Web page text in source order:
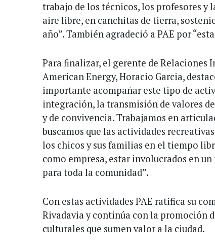
trabajo de los técnicos, los profesores y
aire libre, en canchitas de tierra,
año”. También agradeció a PAE por
Para finalizar, el gerente de Relaciones
American Energy, Horacio Garcia,
importante acompañar este tipo de
integración, la transmisión de valores
y de convivencia. Trabajamos en
buscamos que las actividades
los chicos y sus familias en el tiempo
como empresa, estar involucrados en
para toda la comunidad”.
Con estas actividades PAE ratifica su
Rivadavia y continúa con la promoción
culturales que sumen valor a la ciudad.